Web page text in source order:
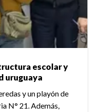
escolar y
uruguaya
y un playón de
N° 21. Además,